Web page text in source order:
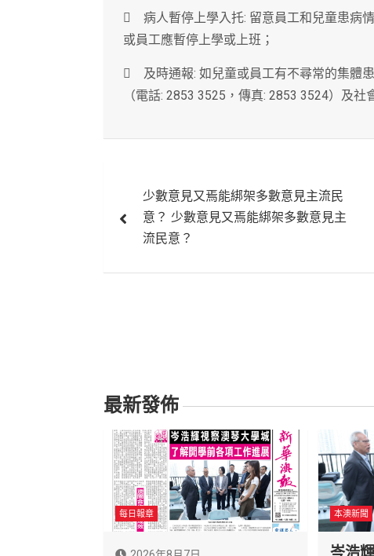
 病人暫停上學入托: 留意員工和兒童患病
或員工應暫停上學或上班；
 及時通報: 如兒童或員工有不尋常的集體
（電話: 2853 3525，傳真: 2853 3524）及社
章
覽
少數意見又焉能綁架多數意見主流民
意？ 少數意見又焉能綁架多數意見主
流民意？
最新發佈
每日報章 本澳新聞